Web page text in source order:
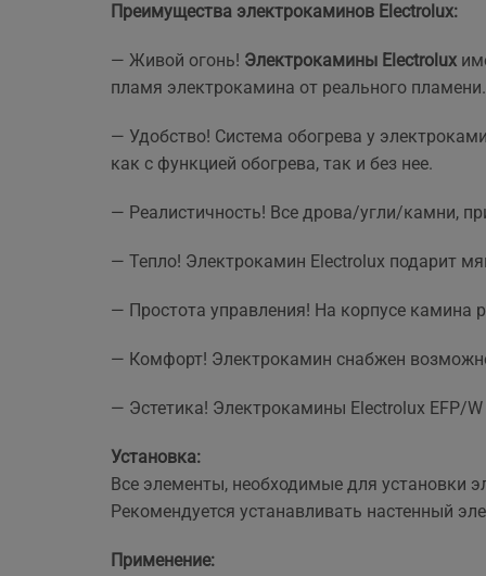
Преимущества электрокаминов Electrolux:
— Живой огонь! Электрокамины Electrolux
пламя электрокамина от реального пламени.
— Удобство! Система обогрева у
как с функцией обогрева, так и без нее.
— Реалистичность! Все дрова/угли/камни,
— Тепло! Электрокамин Electrolux подарит
— Простота управления! На корпусе камина
— Комфорт! Электрокамин снабжен
— Эстетика! Электрокамины Electrolux EFP/
Установка:
Все элементы, необходимые для установки
Рекомендуется устанавливать настенный
Применение: